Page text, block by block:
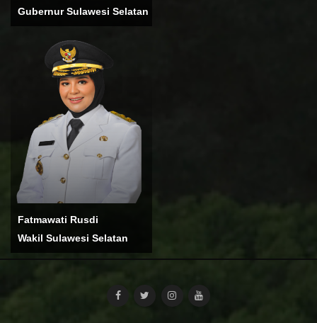
Gubernur Sulawesi Selatan
Merupakan Gubernur
Sulawesi Selatan
Connect:
Fatmawati Rusdi
Wakil Sulawesi Selatan